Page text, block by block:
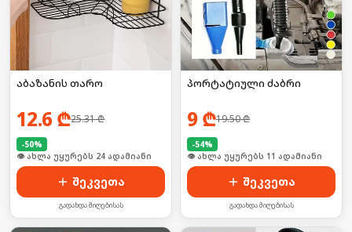
აბაზანის თარო
12.6 ₾25.31₾
-50%
🛒 ბოლო 24სთ-ში იყიდა 37-მა
შეკვეთა
გადახდა მიღებისას
პორტატიული ძაბრი
9 ₾19.50₾
-54%
🛒 ბოლო 24სთ-ში იყიდა 19-მა
შეკვეთა
გადახდა მიღებისას